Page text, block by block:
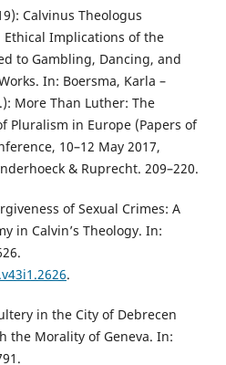
Calvinus Theologus
Ethical Implications of the
to Gambling, Dancing, and
In: Boersma, Karla –
More Than Luther: The
Pluralism in Europe (Papers of
10–12 May 2017,
& Ruprecht. 209–220.
of Sexual Crimes: A
in Calvin’s Theology. In:
.
in the City of Debrecen
the Morality of Geneva. In: